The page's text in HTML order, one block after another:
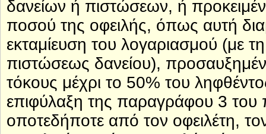
δανείων ή πιστώσεων, ή
ποσού της οφειλής, όπως αυτή
εκταμίευση του λογαριασμού (με
πιστώσεως δανείου),
τόκους μέχρι το 50% του
επιφύλαξη της παραγράφου 3 του
οποτεδήποτε από τον οφειλέτη,